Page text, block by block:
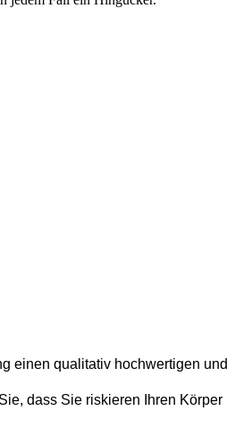
einen qualitativ hochwertigen und
dass Sie riskieren Ihren Körper